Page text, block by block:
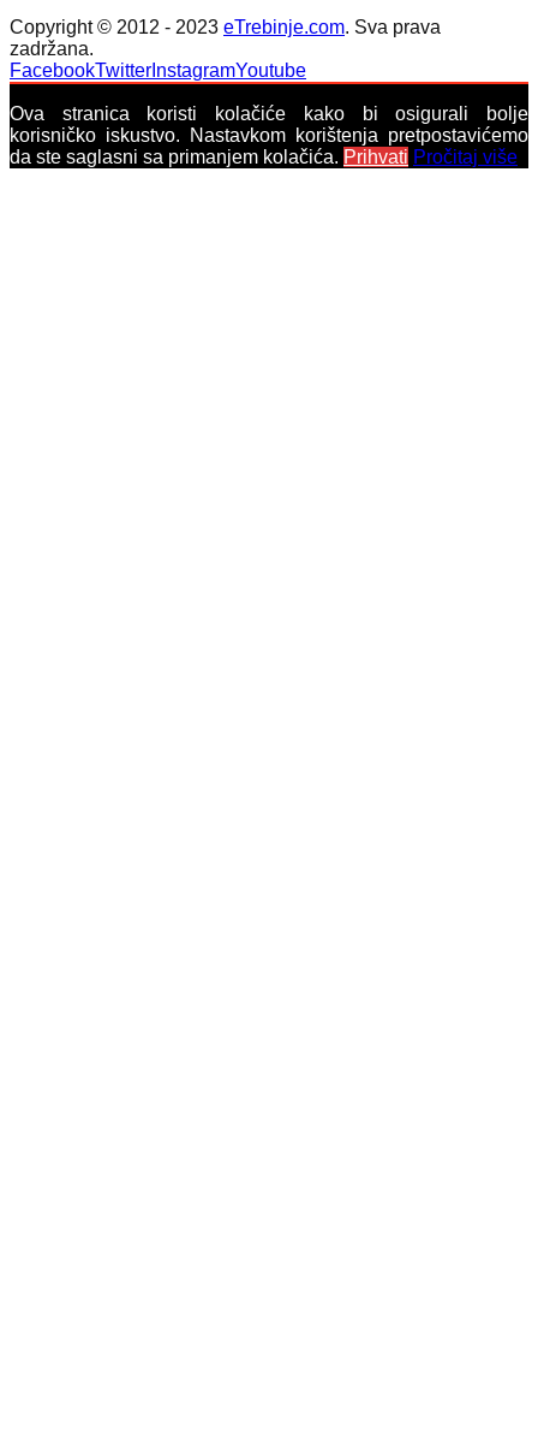
Copyright © 2012 - 2023 eTrebinje.com. Sva prava
zadržana.
FacebookTwitter InstagramYoutube
Ova stranica koristi kolačiće kako bi osigurali bolje
korisničko iskustvo. Nastavkom korištenja pretpostavićemo
da ste saglasni sa primanjem kolačića. Prihvati Pročitaj više